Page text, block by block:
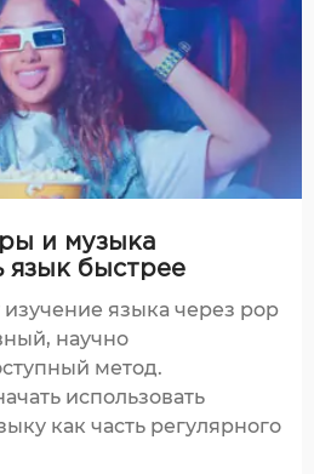
и музыка
язык быстрее
языка через pop
научно
метод.
использовать
как часть регулярного